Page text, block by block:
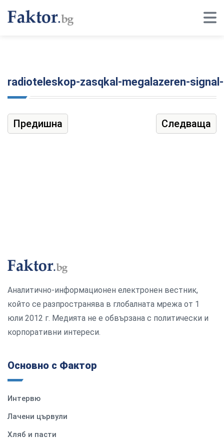
radioteleskop-zasqkal-megalazeren-
Предишна Следваща
Аналитично-информационен електронен вестник,
който се разпространява в глобалната мрежа от 1
юли 2012 г. Медията не е обвързана с политически и
корпоративни интереси.
Основно с Фактор
Интервю
Лачени цървули
Хляб и пасти